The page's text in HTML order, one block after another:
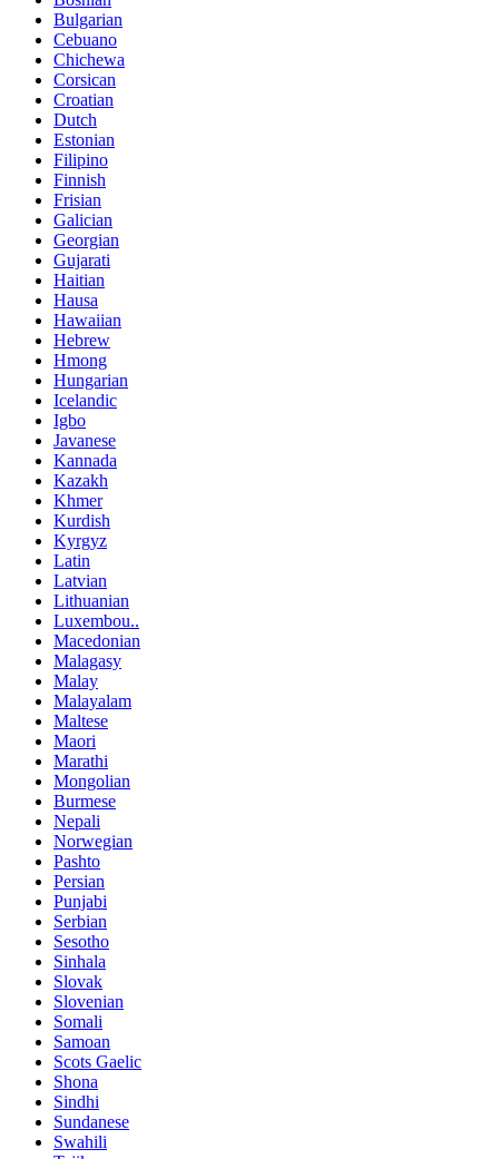
Bulgarian
Cebuano
Chichewa
Corsican
Croatian
Dutch
Estonian
Filipino
Finnish
Frisian
Galician
Georgian
Gujarati
Haitian
Hausa
Hawaiian
Hebrew
Hmong
Hungarian
Icelandic
Igbo
Javanese
Kannada
Kazakh
Khmer
Kurdish
Kyrgyz
Latin
Latvian
Lithuanian
Luxembou..
Macedonian
Malagasy
Malay
Malayalam
Maltese
Maori
Marathi
Mongolian
Burmese
Nepali
Norwegian
Pashto
Persian
Punjabi
Serbian
Sesotho
Sinhala
Slovak
Slovenian
Somali
Samoan
Scots Gaelic
Shona
Sindhi
Sundanese
Swahili